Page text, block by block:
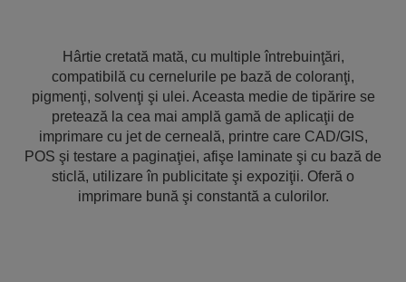
Hârtie cretată mată, cu multiple întrebuinţări,
compatibilă cu cernelurile pe bază de coloranţi,
pigmenţi, solvenţi şi ulei. Aceasta medie de tipărire se
pretează la cea mai amplă gamă de aplicaţii de
imprimare cu jet de cerneală, printre care CAD/GIS,
POS şi testare a paginaţiei, afişe laminate şi cu bază de
sticlă, utilizare în publicitate şi expoziţii. Oferă o
imprimare bună şi constantă a culorilor.